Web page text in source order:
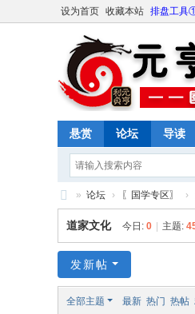
设为首页 收藏本站 排盘工具
悬赏 论坛 导读
元
亨
贞
» 论坛 › 〖国学专区〗 ›
道家文化 今日: 0 主题:
发新帖
全部主题 最新 热门 热帖